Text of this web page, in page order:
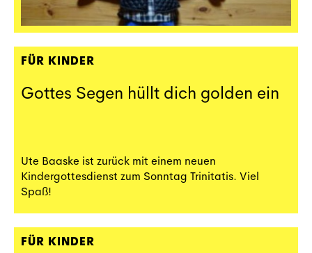
FÜR KINDER
Gottes Segen hüllt dich golden ein
Ute Baaske ist zurück mit einem neuen
Kindergottesdienst zum Sonntag Trinitatis. Viel
Spaß!
FÜR KINDER